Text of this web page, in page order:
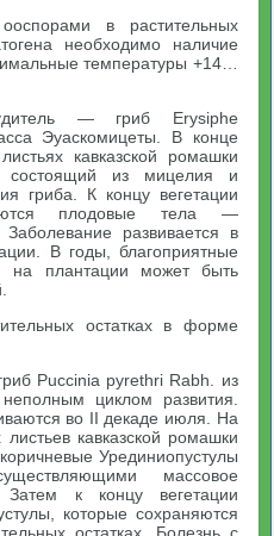
в растительных
необходимо наличие
температуры +14…
— гриб Erysiphe
Эуаскомицеты. В конце
кавказской ромашки
состоящий из мицелия и
гриба. К концу вегетации
плодовые тела —
развивается в
В годы, благоприятные
на плантации может быть
остатках в форме
Puccinia pyrethri Rabh. из
циклом развития.
во II декаде июля. На
кавказской ромашки
Урединиопустулы
массовое
Затем к концу вегетации
которые сохраняются